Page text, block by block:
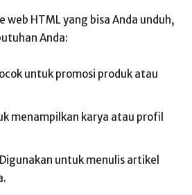
web HTML yang bisa Anda unduh,
Anda:
untuk promosi produk atau
menampilkan karya atau profil
untuk menulis artikel